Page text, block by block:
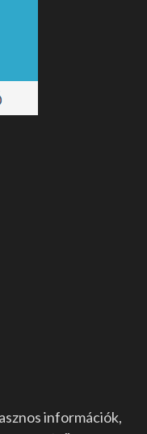
információk,